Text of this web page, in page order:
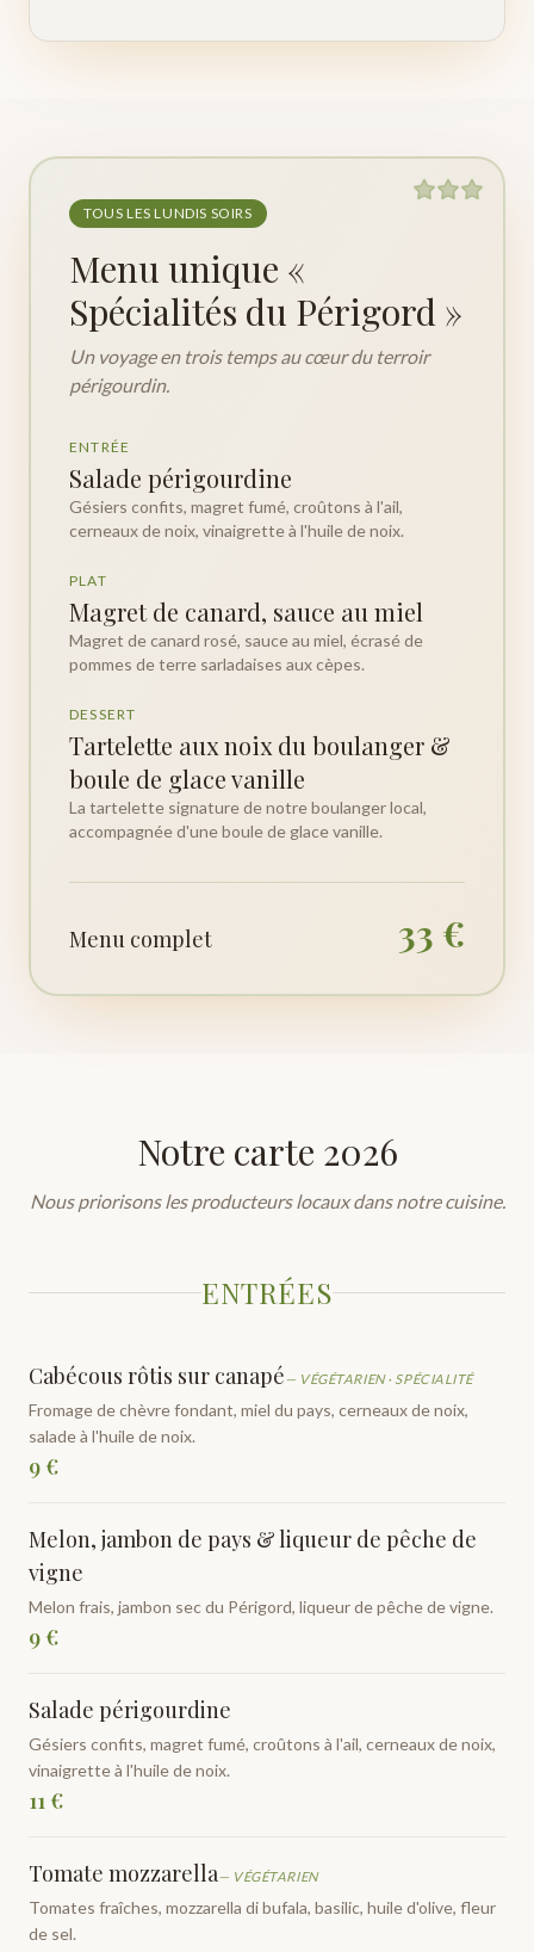
TOUS LES LUNDIS SOIRS
Menu unique «
Spécialités du Périgord »
Un voyage en trois temps au cœur du terroir
périgourdin.
ENTRÉE
Salade périgourdine
Gésiers confits, magret fumé, croûtons à l'ail,
cerneaux de noix, vinaigrette à l'huile de noix.
PLAT
Magret de canard, sauce au miel
Magret de canard rosé, sauce au miel, écrasé de
pommes de terre sarladaises aux cèpes.
DESSERT
Tartelette aux noix du boulanger &
boule de glace vanille
La tartelette signature de notre boulanger local,
accompagnée d'une boule de glace vanille.
Menu complet 33 €
Notre carte 2026
Nous priorisons les producteurs locaux dans notre cuisine.
ENTRÉES
Cabécous rôtis sur canapé— VÉGÉTARIEN · SPÉCIALITÉ
Fromage de chèvre fondant, miel du pays, cerneaux de noix,
salade à l'huile de noix.
9 €
Melon, jambon de pays & liqueur de pêche de
vigne
Melon frais, jambon sec du Périgord, liqueur de pêche de vigne.
9 €
Salade périgourdine
Gésiers confits, magret fumé, croûtons à l'ail, cerneaux de noix,
vinaigrette à l'huile de noix.
11 €
Tomate mozzarella— VÉGÉTARIEN
Tomates fraîches, mozzarella di bufala, basilic, huile d'olive, fleur
de sel.